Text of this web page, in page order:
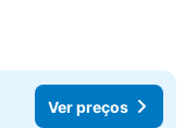
Ver preços